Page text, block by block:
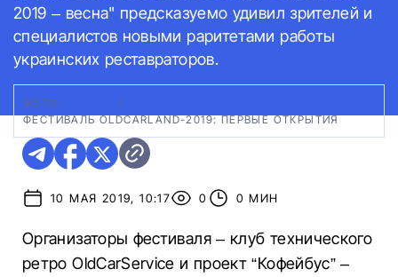
2019 – весна" предсказуемо удивил зрителей и
специалистов новыми раритетами работы
украинских реставраторов.
ФОТО:
ФЕСТИВАЛЬ OLDCARLAND-2019: ПЕРВЫЕ ОТКРЫТИЯ
10 МАЯ 2019, 10:17 0 0 МИН
Организаторы фестиваля – клуб технического
ретро OldCarService и проект “Кофейбус” –